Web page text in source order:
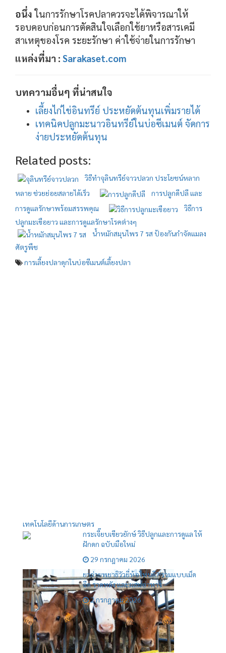
อนึ่ง ในการรักษาโรคปลาควรจะได้พิจารณาให้
รอบคอบก่อนการตัดสินใจเลือกใช้ยาหรือสารเคมี
สาเหตุของโรค ระยะรักษา ค่าใช้จ่ายในการรักษา
แหล่งที่มา : Sarakaset.com
บทความอื่นๆ ที่น่าสนใจ
เลี้ยงไก่ไข่อินทรีย์ ประหยัดต้นทุนเพิ่มรายได้
เทคนิคปลูกมะนาวอินทรีย์ในบ่อซีเมนต์ จัดการ
ง่ายประหยัดต้นทุน
Related posts:
วิธีทำจุลินทรีย์จาวปลวก ประโยชน์หลาก
หลาย ช่วยย่อยสลายได้เร็ว
การปลูกดีปลี และ
การดูแลรักษาพร้อมสรรพคุณ
วิธีการ
ปลูกมะเขือยาว และการดูแลรักษาโรคต่างๆ
น้ำหมักสมุนไพร 7 รส ป้องกันกำจัดแมลง
ศัตรูพืช
การเลี้ยงปลาดุกในบ่อซีเมนต์เลี้ยงปลา
เทคโนโลยีด้านการเกษตร
กระเจี๊ยบเขียวยักษ์ วิธีปลูกและการดูแล ให้
ฝักดก ฉบับมือใหม่
29 กรกฎาคม 2026
ยาถ่ายพยาธิวัวยี่ห้อไหนดี? รวมแบบเม็ด
ฉีด ราดหลัง และผสมอาหาร
2 กรกฎาคม 2026